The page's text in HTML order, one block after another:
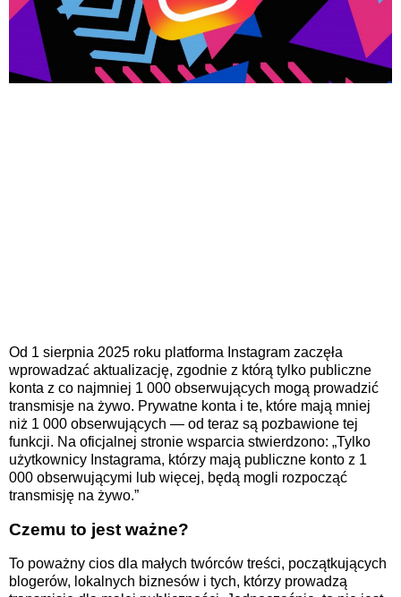
Od 1 sierpnia 2025 roku platforma Instagram zaczęła
wprowadzać aktualizację, zgodnie z którą tylko publiczne
konta z co najmniej 1 000 obserwujących mogą prowadzić
transmisje na żywo. Prywatne konta i te, które mają mniej
niż 1 000 obserwujących — od teraz są pozbawione tej
funkcji. Na oficjalnej stronie wsparcia stwierdzono: „Tylko
użytkownicy Instagrama, którzy mają publiczne konto z 1
000 obserwującymi lub więcej, będą mogli rozpocząć
transmisję na żywo.”
Czemu to jest ważne?
To poważny cios dla małych twórców treści, początkujących
blogerów, lokalnych biznesów i tych, którzy prowadzą